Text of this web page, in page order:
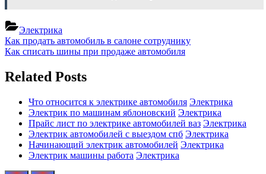
Электрика
Навигация
по
записям
Previous
Post:
Как продать автомобиль в салоне сотруднику
Next
Как списать шины при продаже автомобиля
Related Posts
Что относится к электрике автомобиля Электрика
Электрик по машинам яблоновский Электрика
Прайс лист по электрике автомобилей ваз Электрика
Электрик автомобилей с выездом спб Электрика
Начинающий электрик автомобилей Электрика
Электрик машины работа Электрика